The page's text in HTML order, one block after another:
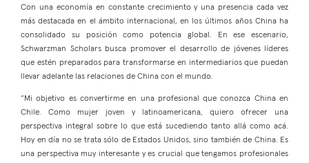
Con una economía en constante crecimiento y una presencia cada vez
más destacada en el ámbito internacional, en los últimos años China ha
consolidado su posición como potencia global. En ese escenario,
Schwarzman Scholars busca promover el desarrollo de jóvenes líderes
que estén preparados para transformarse en intermediarios que puedan
llevar adelante las relaciones de China con el mundo.
“Mi objetivo es convertirme en una profesional que conozca China en
Chile. Como mujer joven y latinoamericana, quiero ofrecer una
perspectiva integral sobre lo que está sucediendo tanto allá como acá.
Hoy en día no se trata sólo de Estados Unidos, sino también de China. Es
una perspectiva muy interesante y es crucial que tengamos profesionales